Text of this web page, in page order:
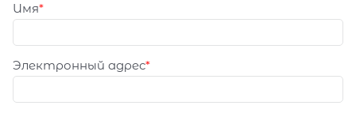
Имя
Электронный адрес